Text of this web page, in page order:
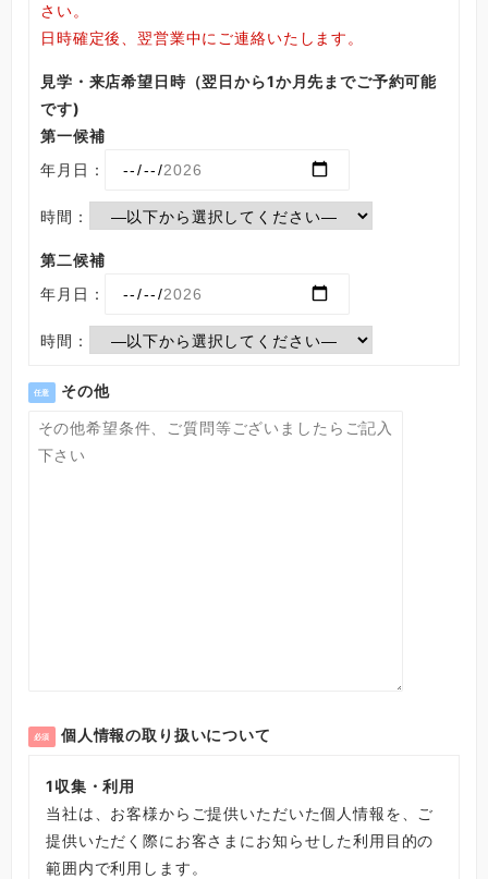
さい。
日時確定後、翌営業中にご連絡いたします。
見学・来店希望日時（翌日から1か月先までご予約可能
です)
第一候補
年月日：
時間：
第二候補
年月日：
時間：
任意 その他
必須 個人情報の取り扱いについて
1収集・利用
当社は、お客様からご提供いただいた個人情報を、ご
提供いただく際にお客さまにお知らせした利用目的の
範囲内で利用します。